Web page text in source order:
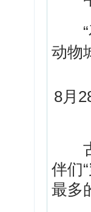
“石
动物
8月
古
伴们
最多